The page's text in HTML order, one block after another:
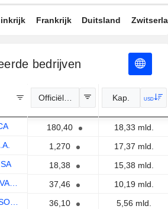
Frankrijk Duitsland
bedrijven
Officiële koers Kap. USD
180,40
18,33 mld.
1,270
17,37 mld.
18,38
15,38 mld.
37,46
10,19 mld.
36,10
5,56 mld.